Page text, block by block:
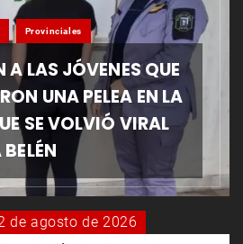
Provinciales
A LAS JÓVENES QUE
UNA PELEA EN LA
SE VOLVIÓ VIRAL
de agosto de 2026